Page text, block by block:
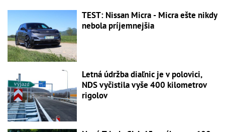
TEST: Nissan Micra - Micra ešte nikdy
nebola príjemnejšia
Letná údržba diaľnic je v polovici,
NDS vyčistila vyše 400 kilometrov
rigolov